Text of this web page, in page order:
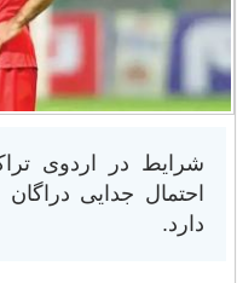
شرایط در اردوی
احتمال جدایی
دارد.